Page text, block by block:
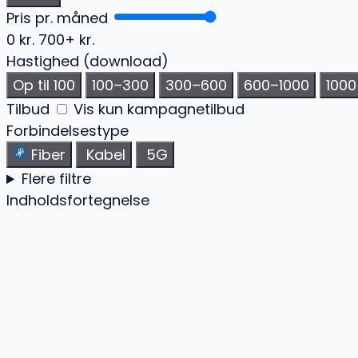
Pris pr. måned
0 kr. 700+ kr.
Hastighed (download)
Op til 100
100–300 300–600 600–1000
Tilbud
Vis kun kampagnetilbud
Forbindelsestype
Fiber
Kabel
5G
Flere filtre
Indholdsfortegnelse